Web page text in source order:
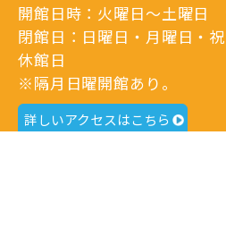
開館日時：火曜日～土曜日
閉館日：日曜日・月曜日・
休館日
※隔月日曜開館あり。
詳しいアクセスはこちら